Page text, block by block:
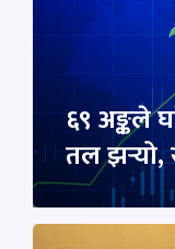
६९ अङ्कले
तल झर्‍यो,